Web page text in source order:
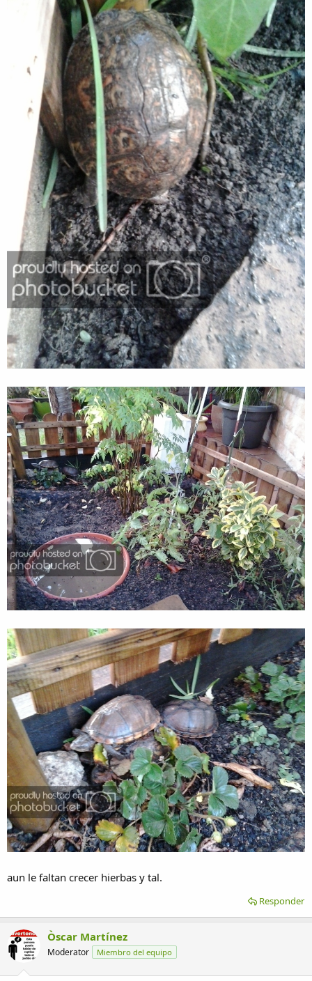
aun le faltan crecer hierbas y tal.
Responder
Òscar Martínez
Moderator Miembro del equipo